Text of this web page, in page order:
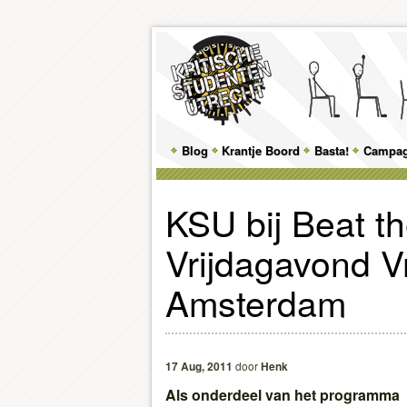
Main
menu
Skip
to
primary
content
Skip
to
secondary
content
Blog Krantje Boord Basta!
KSU bij Beat
Vrijdagavond
Amsterdam
17 Aug, 2011 doorHenk
Als onderdeel van het programma